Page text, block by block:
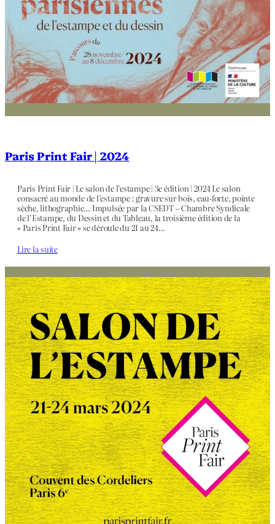
Paris Print Fair | 2024
Paris Print Fair | Le salon de l’estampe | 3e édition | 2024 Le salon
consacré au monde de l’estampe : gravure sur bois, eau-forte, pointe
sèche, lithographie… Impulsée par la CSEDT – Chambre Syndicale
de l’Estampe, du Dessin et du Tableau, la troisième édition de la
« Paris Print Fair » se déroule du 21 au 24…
Lire la suite